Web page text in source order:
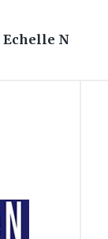
Echelle N